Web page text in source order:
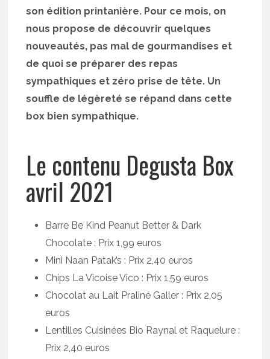
son édition printanière. Pour ce mois, on
nous propose de découvrir quelques
nouveautés, pas mal de gourmandises et
de quoi se préparer des repas
sympathiques et zéro prise de tête. Un
souffle de légèreté se répand dans cette
box bien sympathique.
Le contenu Degusta Box
avril 2021
Barre Be Kind Peanut Better & Dark
Chocolate : Prix 1,99 euros
Mini Naan Patak’s : Prix 2,40 euros
Chips La Vicoise Vico : Prix 1,59 euros
Chocolat au Lait Praliné Galler : Prix 2,05
euros
Lentilles Cuisinées Bio Raynal et Raquelure :
Prix 2,40 euros